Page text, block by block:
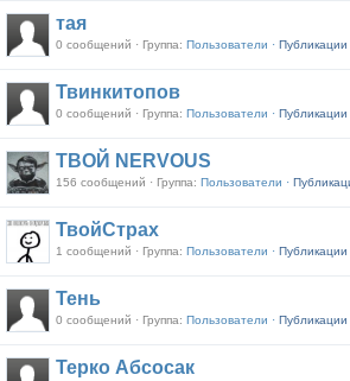
тая
0 сообщений · Группа: Пользователи · Публикации
Твинкитопов
0 сообщений · Группа: Пользователи · Публикации
ТВОЙ NERVOUS
156 сообщений · Группа: Пользователи ·
ТвойСтрах
1 сообщений · Группа: Пользователи · Публикации
Тень
0 сообщений · Группа: Пользователи · Публикации
Терко Абсосак